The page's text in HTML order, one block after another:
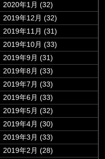
2020年1月 (32)
2019年12月 (32)
2019年11月 (31)
2019年10月 (33)
2019年9月 (31)
2019年8月 (33)
2019年7月 (33)
2019年6月 (33)
2019年5月 (32)
2019年4月 (30)
2019年3月 (33)
2019年2月 (28)